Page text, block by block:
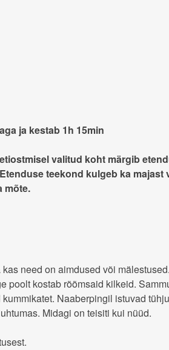
ja kestab 1h 15min
valitud koht märgib
teekond kulgeb ka majast
mõte.
need on aimdused või
poolt kostab rõõmsaid kilkeid.
Naaberpingil istuvad
Midagi on teisiti kui nüüd.